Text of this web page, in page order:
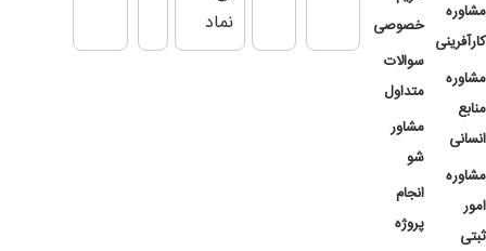
مشاوره
کارآفرینی
مشاوره
منابع
انسانی
مشاوره
امور
ثبتی
خصوصی
سوالات
متداول
مشاور
شو
انجام
پروژه